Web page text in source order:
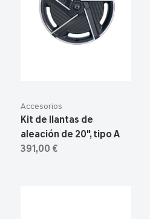
Accesorios
Kit de llantas de
aleación de 20", tipo A
391,00 €